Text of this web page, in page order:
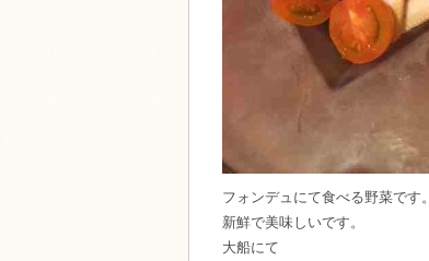
フォンデュにて食べる野菜です。
新鮮で美味しいです。
大船にて